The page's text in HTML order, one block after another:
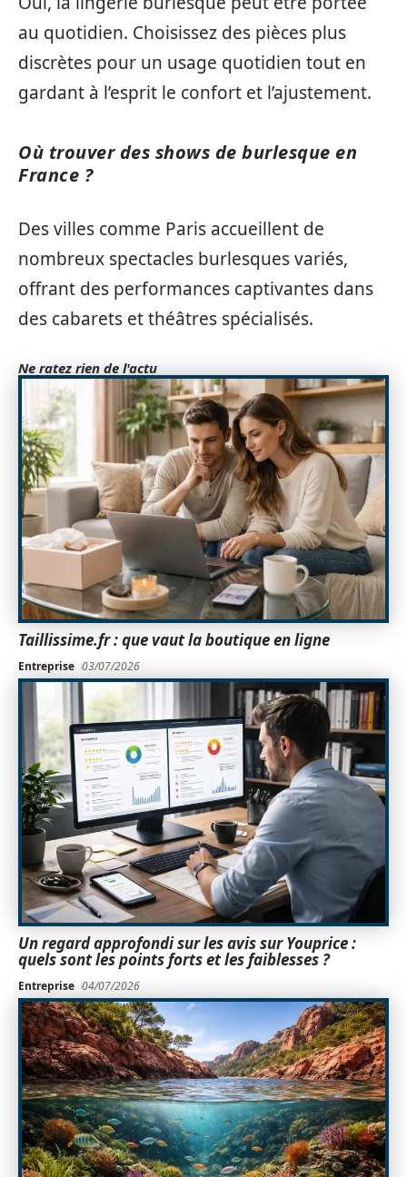
au quotidien. Choisissez des pièces plus
discrètes pour un usage quotidien tout en
gardant à l’esprit le confort et l’ajustement.
Où trouver des shows de burlesque en
France ?
Des villes comme Paris accueillent de
nombreux spectacles burlesques variés,
offrant des performances captivantes dans
des cabarets et théâtres spécialisés.
Ne ratez rien de l'actu
Taillissime.fr : que vaut la boutique en ligne
Entreprise 03/07/2026
Un regard approfondi sur les avis sur Youprice :
quels sont les points forts et les faiblesses ?
Entreprise 04/07/2026